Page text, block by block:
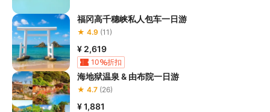
福冈高千穗峡私人包车一日游
★ 4.9 (11)
¥ 2,619
10 折扣
海地狱温泉 & 由布院一日游
★ 4.7 (26)
¥ 1,881